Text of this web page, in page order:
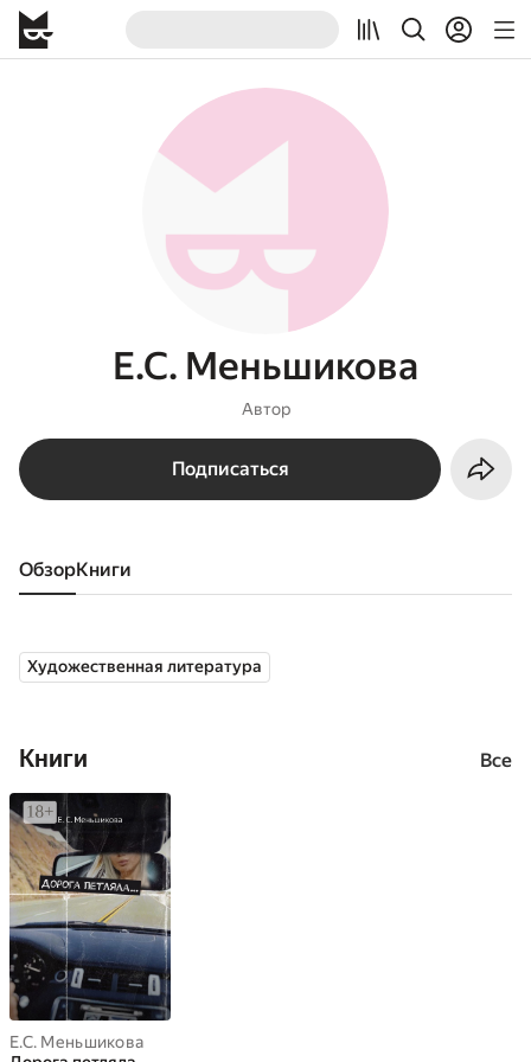
Е.С. Меньшикова
Автор
Подписаться
Обзор книги
Художественная литература
Книги Все
Е.С. Меньшикова